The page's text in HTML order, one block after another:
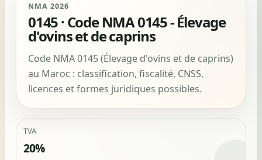
NMA 2026
0145 · Code NMA 0145 - Élevage
d'ovins et de caprins
Code NMA 0145 (Élevage d'ovins et de caprins)
au Maroc : classification, fiscalité, CNSS,
licences et formes juridiques possibles.
TVA
20%